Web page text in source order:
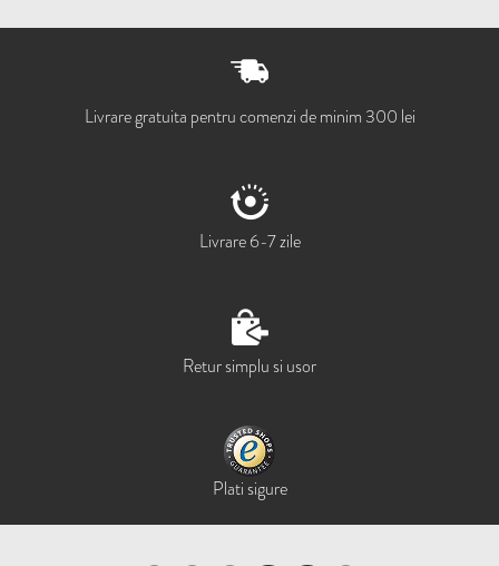
Livrare gratuita pentru comenzi de minim 300 lei
Livrare 6-7 zile
Retur simplu si usor
Plati sigure